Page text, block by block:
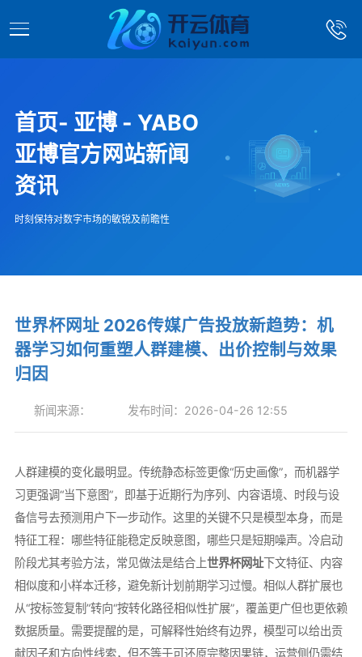
首页- 亚博 - YABO
亚博官方网站新闻
资讯
时刻保持对数字市场的敏锐及前瞻性
世界杯网址 2026传媒广告投放新趋势：机
器学习如何重塑人群建模、出价控制与效果
归因
新闻来源： 发布时间：2026-04-26 12:55
人群建模的变化最明显。传统静态标签更像“历史画像”，而机器学
习更强调“当下意图”，即基于近期行为序列、内容语境、时段与设
备信号去预测用户下一步动作。这里的关键不只是模型本身，而是
特征工程：哪些特征能稳定反映意图，哪些只是短期噪声。冷启动
阶段尤其考验方法，常见做法是结合上世界杯网址下文特征、内容
相似度和小样本迁移，避免新计划前期学习过慢。相似人群扩展也
从“按标签复制”转向“按转化路径相似性扩展”，覆盖更广但也更依赖
数据质量。需要提醒的是，可解释性始终有边界，模型可以给出贡
献因子和方向性线索，但不等于可还原完整因果链，运营侧仍需结